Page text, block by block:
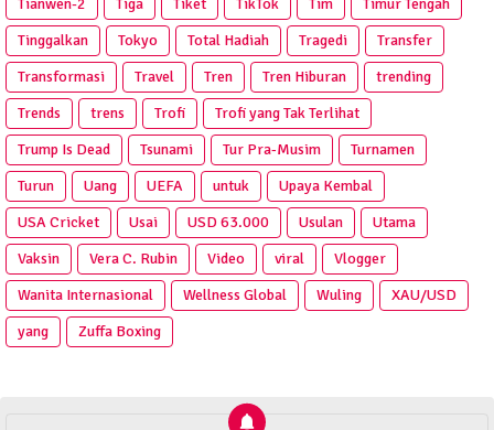
Tianwen-2
Tiga Tiket TikTok Tim
Timur Tengah
Tinggalkan
Tokyo Total Hadiah Tragedi
Transfer
Transformasi
Travel Tren Tren Hiburan
trending
Trends
trens Trofi
Trofi yang Tak Terlihat
Trump Is Dead
Tsunami Tur Pra‑Musim
Turnamen
Turun
Uang UEFA untuk
Upaya Kembal
USA Cricket
Usai USD 63.000 Usulan
Utama
Vaksin
Vera C. Rubin Video viral
Vlogger
Wanita Internasional
Wellness Global Wuling
XAU/USD
yang
Zuffa Boxing